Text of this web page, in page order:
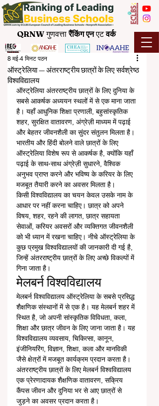
QRNWगुणवत्तारैंकिंग एनएटवर्क
ऑस्ट्रेलिया — अंतरराष्ट्रीय छात्रों के लिए सर्वश्रेष्ठ
विश्वविद्यालय
8 मई 4 मिनट पठन
ऑस्ट्रेलिया अंतरराष्ट्रीय छात्रों के लिए दुनिया के
सबसे आकर्षक अध्ययन स्थलों में से एक माना जाता
है। यहाँ आधुनिक शिक्षा प्रणाली, बहुसांस्कृतिक
शहर, सुरक्षित वातावरण, अंग्रेज़ी माध्यम में पढ़ाई
और बेहतर जीवनशैली का सुंदर संतुलन मिलता है।
भारतीय और हिंदी बोलने वाले छात्रों के लिए
ऑस्ट्रेलिया विशेष रूप से आकर्षक है, क्योंकि यहाँ
पढ़ाई के साथ-साथ अंग्रेज़ी सुधारने, वैश्विक
अनुभव प्राप्त करने और भविष्य के करियर के लिए
मजबूत तैयारी करने का अवसर मिलता है।
किसी विश्वविद्यालय का चयन केवल उसके नाम के
आधार पर नहीं करना चाहिए। छात्र को अपने
विषय, शहर, रहने की लागत, छात्र सहायता
सेवाओं, करियर अवसरों और व्यक्तिगत जीवनशैली
को भी ध्यान में रखना चाहिए। नीचे ऑस्ट्रेलिया के
कुछ प्रमुख विश्वविद्यालयों की जानकारी दी गई है,
जिन्हें अंतरराष्ट्रीय छात्रों के लिए अच्छे विकल्पों में
गिना जाता है।
मेलबर्न विश्वविद्यालय
मेलबर्न विश्वविद्यालय ऑस्ट्रेलिया के सबसे प्रसिद्ध
शैक्षणिक संस्थानों में से एक है। यह मेलबर्न शहर में
स्थित है, जो अपनी सांस्कृतिक विविधता, कला,
शिक्षा और छात्र जीवन के लिए जाना जाता है। यह
विश्वविद्यालय व्यवसाय, चिकित्सा, कानून,
इंजीनियरिंग, विज्ञान, शिक्षा, कला और मानविकी
जैसे क्षेत्रों में मजबूत कार्यक्रम प्रदान करता है।
अंतरराष्ट्रीय छात्रों के लिए मेलबर्न विश्वविद्यालय
एक प्रेरणादायक शैक्षणिक वातावरण, सक्रिय
कैंपस जीवन और दुनिया भर से आए छात्रों से
जुड़ने का अवसर प्रदान करता है।